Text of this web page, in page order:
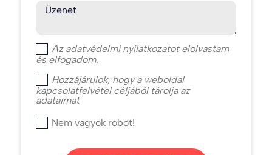
Üzenet
Az adatvédelmi nyilatkozatot elolvastam
és elfogadom.
Hozzájárulok, hogy a weboldal
kapcsolatfelvétel céljából tárolja az
adataimat
Nem vagyok robot!